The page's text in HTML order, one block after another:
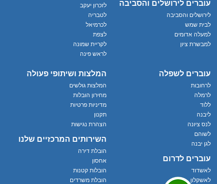
עוברים לירושלים והסביבה
לירושלים והסביבה
לבית שמש
למעלה אדומים
למבשרת ציון
לזכרון יעקב
לטבריה
לכרמיאל
לצפת
לקריית שמונה
לראש פינה
עוברים לשפלה
לרחובות
לרמלה
ללוד
ליבנה
לנס ציונה
לשוהם
לגן יבנה
עוברים לדרום
לאשדוד
לאשקלון
המלצות ושיתופי פעולה
המלצות גולשים
מחירון הובלות
מדיניות פרטיות
תקנון
הצהרת נגישות
השירותים המרכזיים שלנו
הובלת דירה
אחסון
הובלות קטנות
הובלת משרדים